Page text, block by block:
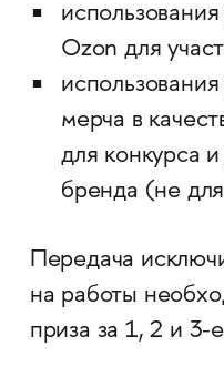
Ozon для
мерча в
для конкурса
бренда (не
Передача
на работы
приза за 1, 2 и 3-